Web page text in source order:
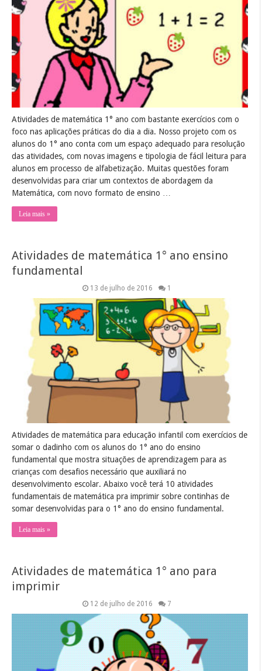
ano
Atividades de matemática 1° ano com bastante exercícios com o
foco nas aplicações práticas do dia a dia. Nosso projeto com os
alunos do 1° ano conta com um espaço adequado para resolução
das atividades, com novas imagens e tipologia de fácil leitura para
alunos em processo de alfabetização. Muitas questões foram
desenvolvidas para criar um contextos de abordagem da
Matemática, com novo formato de ensino …
Leia mais »
Atividades de matemática 1° ano ensino
fundamental
13 de julho de 2016 1
Atividades de matemática para educação infantil com exercícios de
somar o dadinho com os alunos do 1° ano do ensino
fundamental que mostra situações de aprendizagem para as
crianças com desafios necessário que auxiliará no
desenvolvimento escolar. Abaixo você terá 10 atividades
fundamentais de matemática pra imprimir sobre continhas de
somar desenvolvidas para o 1° ano do ensino fundamental.
Leia mais »
Atividades de matemática 1° ano para
imprimir
12 de julho de 2016 7